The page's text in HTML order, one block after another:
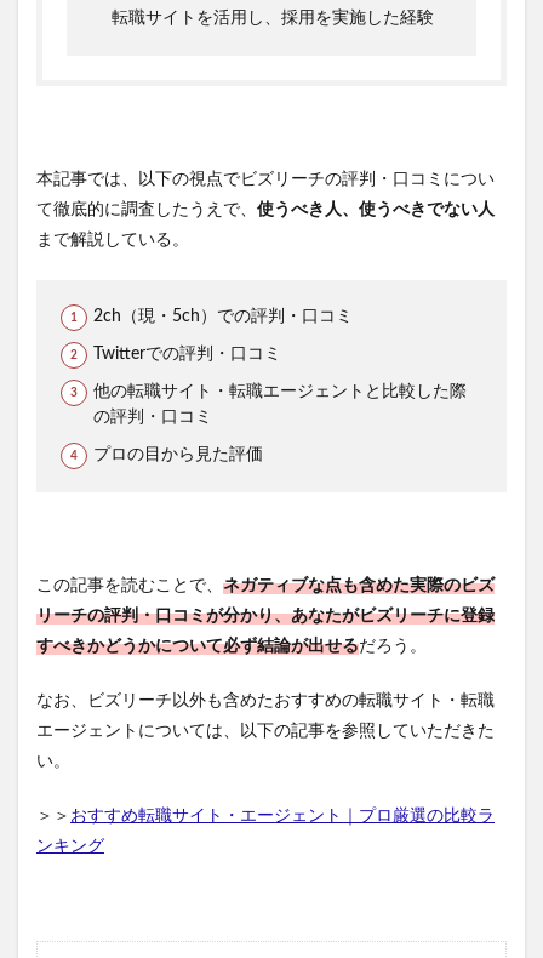
転職サイトを活用し、採用を実施した経験
本記事では、以下の視点でビズリーチの評判・口コミについ
て徹底的に調査したうえで、 使うべき人、使うべきでない人
まで解説している。
2ch（現・5ch）での評判・口コミ
Twitterでの評判・口コミ
他の転職サイト・転職エージェントと比較した際
の評判・口コミ
プロの目から見た評価
この記事を読むことで、 ネガティブな点も含めた実際のビズ
リーチの評判・口コミが分かり、あなたがビズリーチに登録
すべきかどうかについて必ず結論が出せるだろう。
なお、ビズリーチ以外も含めたおすすめの転職サイト・転職
エージェントについては、以下の記事を参照していただきた
い。
＞＞ おすすめ転職サイト・エージェント｜プロ厳選の比較ラ
ンキング